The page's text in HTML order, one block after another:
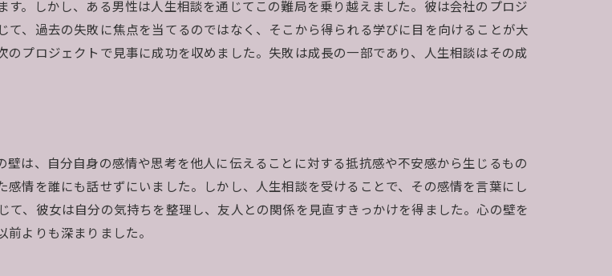
。しかし、ある男性は人生相談を通じてこの難局を乗り越えました。彼は会社のプロジ
、過去の失敗に焦点を当てるのではなく、そこから得られる学びに目を向けることが大
プロジェクトで見事に成功を収めました。失敗は成長の一部であり、人生相談はその成
は、自分自身の感情や思考を他人に伝えることに対する抵抗感や不安感から生じるもの
情を誰にも話せずにいました。しかし、人生相談を受けることで、その感情を言葉にし
、彼女は自分の気持ちを整理し、友人との関係を見直すきっかけを得ました。心の壁を
よりも深まりました。